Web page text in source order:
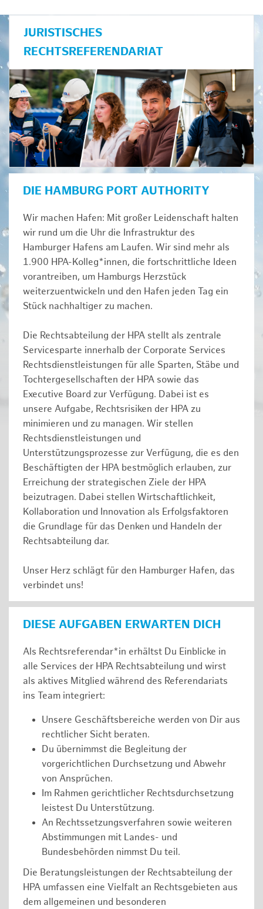
JURISTISCHES
RECHTSREFERENDARIAT
DIE HAMBURG PORT AUTHORITY
Wir machen Hafen: Mit großer Leidenschaft halten
wir rund um die Uhr die Infrastruktur des
Hamburger Hafens am Laufen. Wir sind mehr als
1.900 HPA-Kolleg*innen, die fortschrittliche Ideen
vorantreiben, um Hamburgs Herzstück
weiterzuentwickeln und den Hafen jeden Tag ein
Stück nachhaltiger zu machen.
Die Rechtsabteilung der HPA stellt als zentrale
Servicesparte innerhalb der Corporate Services
Rechtsdienstleistungen für alle Sparten, Stäbe und
Tochtergesellschaften der HPA sowie das
Executive Board zur Verfügung. Dabei ist es
unsere Aufgabe, Rechtsrisiken der HPA zu
minimieren und zu managen. Wir stellen
Rechtsdienstleistungen und
Unterstützungsprozesse zur Verfügung, die es den
Beschäftigten der HPA bestmöglich erlauben, zur
Erreichung der strategischen Ziele der HPA
beizutragen. Dabei stellen Wirtschaftlichkeit,
Kollaboration und Innovation als Erfolgsfaktoren
die Grundlage für das Denken und Handeln der
Rechtsabteilung dar.
Unser Herz schlägt für den Hamburger Hafen, das
verbindet uns!
DIESE AUFGABEN ERWARTEN DICH
Als Rechtsreferendar*in erhältst Du Einblicke in
alle Services der HPA Rechtsabteilung und wirst
als aktives Mitglied während des Referendariats
ins Team integriert:
Unsere Geschäftsbereiche werden von Dir aus
rechtlicher Sicht beraten.
Du übernimmst die Begleitung der
vorgerichtlichen Durchsetzung und Abwehr
von Ansprüchen.
Im Rahmen gerichtlicher Rechtsdurchsetzung
leistest Du Unterstützung.
An Rechtssetzungsverfahren sowie weiteren
Abstimmungen mit Landes- und
Bundesbehörden nimmst Du teil.
Die Beratungsleistungen der Rechtsabteilung der
HPA umfassen eine Vielfalt an Rechtsgebieten aus
dem allgemeinen und besonderen